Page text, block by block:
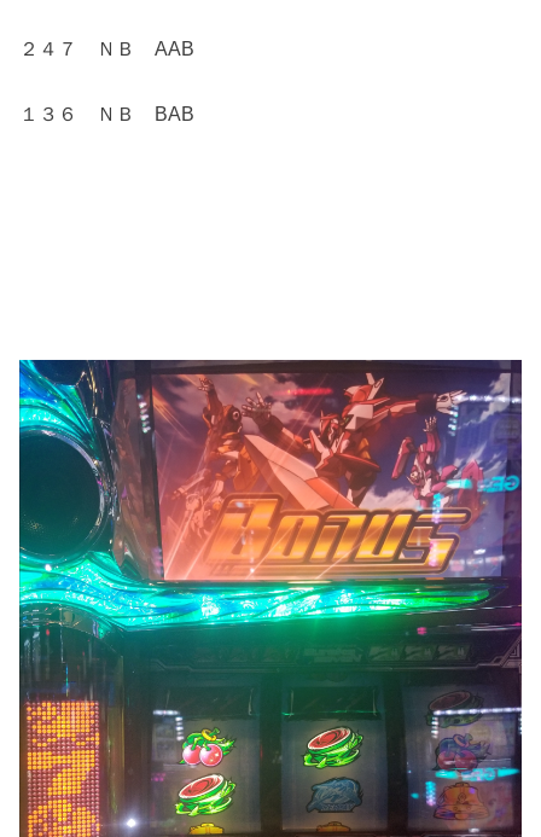
２４７ ＮＢ AAB
１３６ ＮＢ BAB